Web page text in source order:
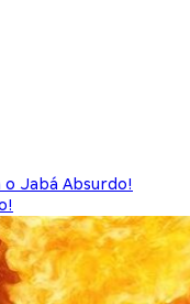
o Jabá Absurdo!